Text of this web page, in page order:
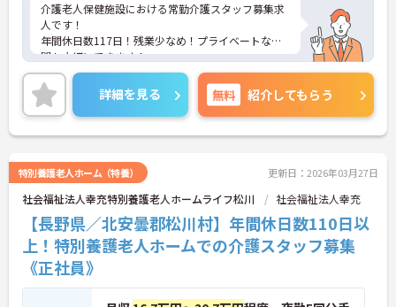
介護老人保健施設における常勤介護スタッフ募集求
人です！
年間休日数117日！残業少なめ！プライベートな時
間も大切にできます！
ご興味ある方には、面接のポイントなど、さらに詳
細をお話致しますのでお気軽にご相談ください。
詳細を見る 無料 紹介してもらう
特別養護老人ホーム（特養） 更新日：2026年03月27日
社会福祉法人幸充特別養護老人ホームライフ松川 社会福祉法人幸充
【長野県／北安曇郡松川村】年間休日数110日以
上！特別養護老人ホームでの介護スタッフ募集
《正社員》